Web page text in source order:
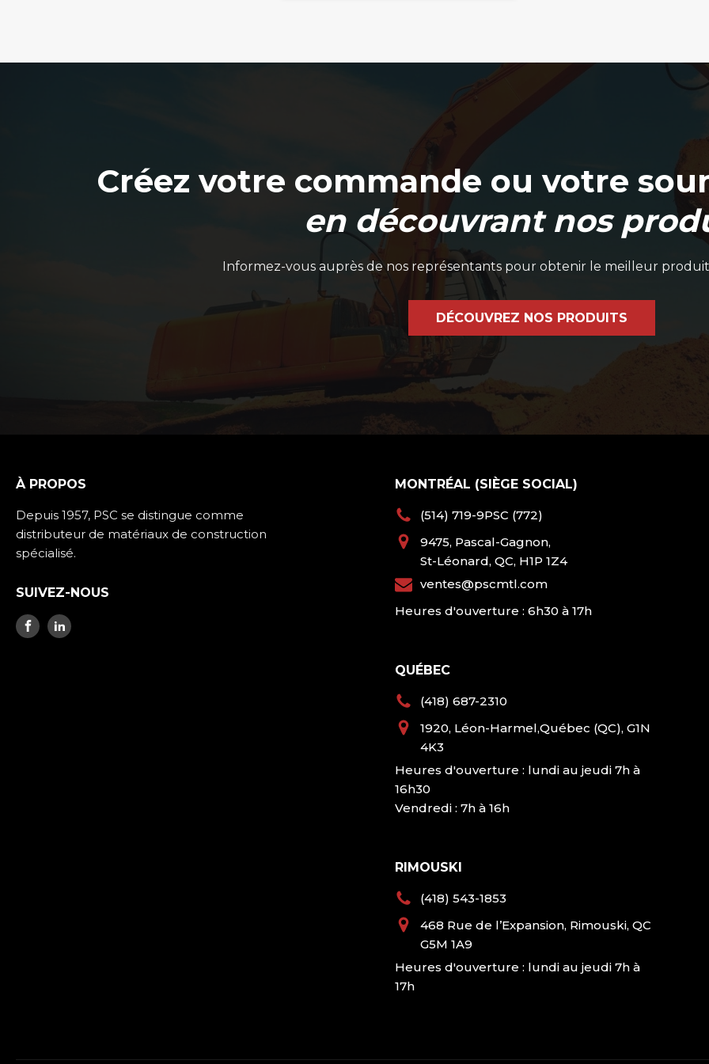
Créez votre commande ou votre
en découvrant nos
Informez-vous auprès de nos représentants pour obtenir le meilleur produit
DÉCOUVREZ NOS PRODUITS
À PROPOS
Depuis 1957, PSC se distingue comme
distributeur de matériaux de construction
spécialisé.
SUIVEZ-NOUS
MONTRÉAL (SIÈGE SOCIAL)
(514) 719-9PSC (772)
9475, Pascal-Gagnon,
St-Léonard, QC, H1P 1Z4
ventes@pscmtl.com
Heures d'ouverture : 6h30 à 17h
QUÉBEC
(418) 687-2310
1920, Léon-Harmel,Québec (QC), G1N
4K3
Heures d'ouverture : lundi au jeudi 7h à
16h30
Vendredi : 7h à 16h
RIMOUSKI
(418) 543-1853
468 Rue de l’Expansion, Rimouski, QC
G5M 1A9
Heures d'ouverture : lundi au jeudi 7h à
17h